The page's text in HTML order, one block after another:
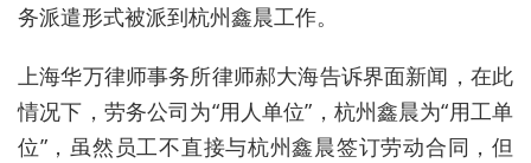
务派遣形式被派到杭州鑫晨工作。
上海华万律师事务所律师郝大海告诉界面新闻，在此
情况下，劳务公司为“用人单位”，杭州鑫晨为“用工单
位”，虽然员工不直接与杭州鑫晨签订劳动合同，但